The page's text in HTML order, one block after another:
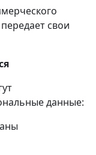
свои
данные: